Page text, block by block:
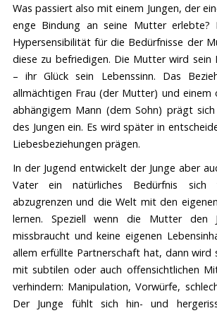
Was passiert also mit einem Jungen, der
enge Bindung an seine Mutter erlebte?
Hypersensibilität für die Bedürfnisse der
diese zu befriedigen. Die Mutter wird sein
– ihr Glück sein Lebenssinn. Das
allmächtigen Frau (der Mutter) und einem
abhängigem Mann (dem Sohn) prägt
des Jungen ein. Es wird später in
Liebesbeziehungen prägen.
In der Jugend entwickelt der Junge aber
Vater ein natürliches Bedürfnis
abzugrenzen und die Welt mit den
lernen. Speziell wenn die Mutter den
missbraucht und keine eigenen
allem erfüllte Partnerschaft hat, dann wird
mit subtilen oder auch offensichtlichen
verhindern: Manipulation, Vorwürfe,
Der Junge fühlt sich hin- und